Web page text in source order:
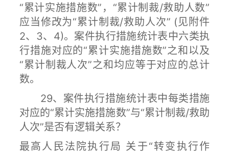
“累计实施措施数”，“累计制裁/救助人数”
应当修改为“累计制裁/救助人次” (见附件
2、3、4)。案件执行措施统计表中六类执
行措施对应的“累计实施措施数”之和以及
“累计制裁人次”之和均应等于对应的总计
数。
29、案件执行措施统计表中每类措施
对应的“累计实施措施数”与“累计制裁/救助
人次”是否有逻辑关系？
最高人民法院执行局 关于“转变执行作